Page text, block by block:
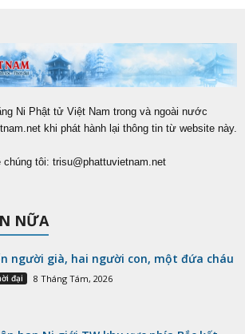
Ni Phật tử Việt Nam trong và ngoài nước
khi phát hành lại thông tin từ website này.
chúng tôi: trisu@phattuvietnam.net
NỮA
người già, hai người con, một đứa cháu
đại 8 Tháng Tám, 2026